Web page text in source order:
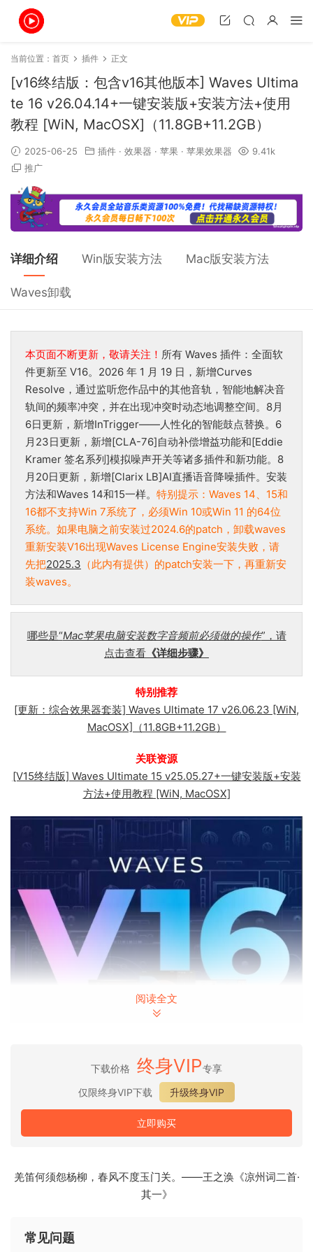
当前位置： 首页 插件 正文
[v16终结版：包含v16其他版本] Waves Ultima
te 16 v26.04.14+一键安装版+安装方法+使用
教程 [WiN, MacOSX]（11.8GB+11.2GB）
2025-06-25 插件 · 效果器 · 苹果 · 苹果效果器
9.41k
推广
详细介绍 Win版安装方法 Mac版安装方法
Waves卸载
本页面不断更新，敬请关注！ 所有 Waves 插件：全面软
件更新至 V16。2026 年 1 月 19 日，新增Curves
Resolve，通过监听您作品中的其他音轨，智能地解决音
轨间的频率冲突，并在出现冲突时动态地调整空间。8月
6日更新，新增InTrigger——人性化的智能鼓点替换。6
月23日更新，新增[CLA-76]自动补偿增益功能和[Eddie
Kramer 签名系列]模拟噪声开关等诸多插件和新功能。8
月20日更新，新增[Clarix LB]AI直播语音降噪插件。安装
方法和Waves 14和15一样。 特别提示：Waves 14、15和
16都不支持Win 7系统了，必须Win 10或Win 11 的64位
系统。如果电脑之前安装过2024.6的patch，卸载waves
重新安装V16出现Waves License Engine安装失败，请
先把2025.3 （此内有提供）的patch安装一下，再重新安
装waves。
哪些是“Mac苹果电脑安装数字音频前必须做的操作”，请
点击查看 《详细步骤》
特别推荐
[更新：综合效果器套装] Waves Ultimate 17 v26.06.23 [WiN,
MacOSX]（11.8GB+11.2GB）
关联资源
[V15终结版] Waves Ultimate 15 v25.05.27+一键安装版+安装
方法+使用教程 [WiN, MacOSX]
阅读全文
下载价格 终身VIP专享
仅限终身VIP下载
升级终身VIP
立即购买
羌笛何须怨杨柳，春风不度玉门关。——王之涣《凉州词二首·
其一》
常见问题